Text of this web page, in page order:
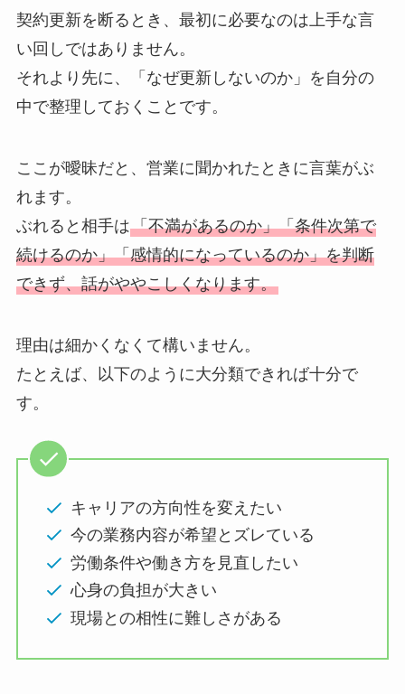
契約更新を断るとき、最初に必要なのは上手な言
い回しではありません。
それより先に、「なぜ更新しないのか」を自分の
中で整理しておくことです。
ここが曖昧だと、営業に聞かれたときに言葉がぶ
れます。
ぶれると相手は「不満があるのか」「条件次第で
続けるのか」「感情的になっているのか」を判断
できず、話がややこしくなります。
理由は細かくなくて構いません。
たとえば、以下のように大分類できれば十分で
す。
キャリアの方向性を変えたい
今の業務内容が希望とズレている
労働条件や働き方を見直したい
心身の負担が大きい
現場との相性に難しさがある